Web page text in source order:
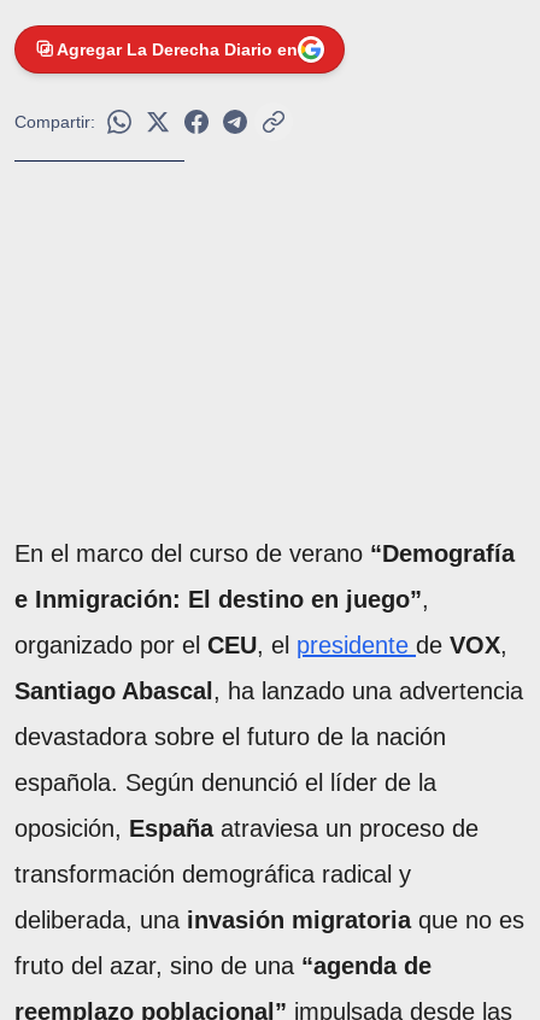
Agregar La Derecha Diario en
Compartir:
En el marco del curso de verano “Demografía
e Inmigración: El destino en juego”,
organizado por el CEU, el presidente de VOX,
Santiago Abascal , ha lanzado una advertencia
devastadora sobre el futuro de la nación
española. Según denunció el líder de la
oposición, Españaatraviesa un proceso de
transformación demográfica radical y
deliberada, una invasión migratoriaque no es
fruto del azar, sino de una “agenda de
reemplazo poblacional” impulsada desde las